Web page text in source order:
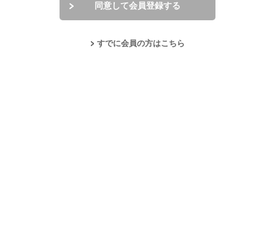
同意して会員登録する
すでに会員の方はこちら